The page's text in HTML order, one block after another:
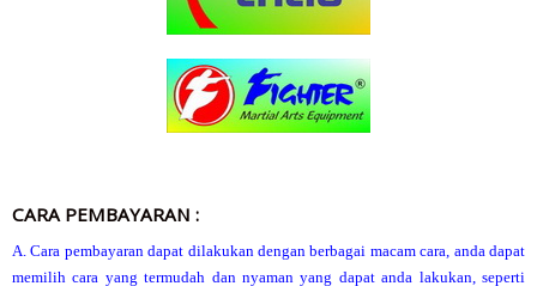
CARA PEMBAYARAN :
A. Cara pembayaran dapat dilakukan dengan berbagai macam cara, anda dapat
memilih cara yang termudah dan nyaman yang dapat anda lakukan, seperti